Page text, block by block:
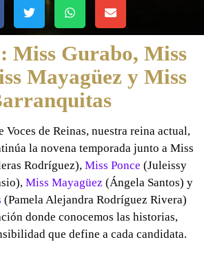
Miss Gurabo, Miss
Mayagüez y Miss
Voces de Reinas, nuestra reina actual,
la novena temporada junto a Miss
Rodríguez), Miss Ponce (Juleissy
Miss Mayagüez (Ángela Santos) y
(Pamela Alejandra Rodríguez Rivera)
donde conocemos las historias,
que define a cada candidata.